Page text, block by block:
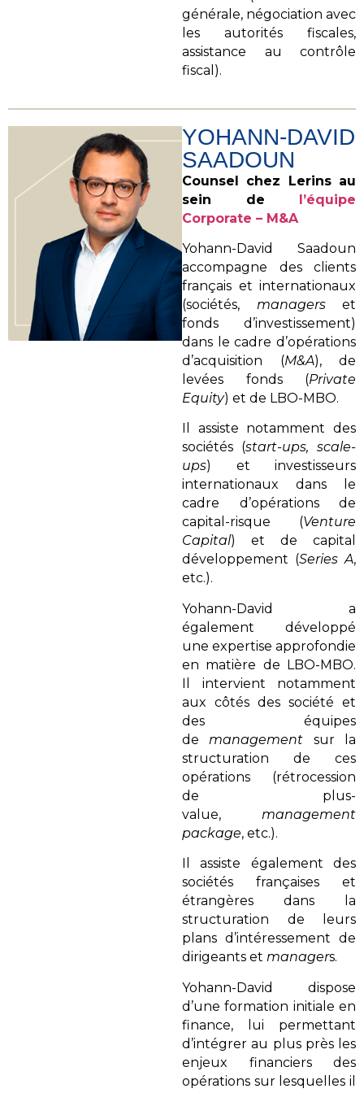
générale, négociation avec
les autorités fiscales,
assistance au contrôle
fiscal).
YOHANN-DAVID
SAADOUN
Counsel chez Lerins au
sein de l’équipe
Corporate – M&A
Yohann-David Saadoun
accompagne des clients
français et internationaux
(sociétés, managerset
fonds d’investissement)
dans le cadre d’opérations
d’acquisition (M&A), de
levées fonds (Private
Equity) et de LBO-MBO.
Il assiste notamment des
sociétés (start-ups, scale-
ups) et investisseurs
internationaux dans le
cadre d’opérations de
capital-risque (Venture
Capital) et de capital
développement (Series A,
etc.).
Yohann-David a
également développé
une expertise approfondie
en matière de LBO-MBO.
Il intervient notamment
aux côtés des société et
des équipes
de management sur la
structuration de ces
opérations (rétrocession
de plus-
value, management
package, etc.).
Il assiste également des
sociétés françaises et
étrangères dans la
structuration de leurs
plans d’intéressement de
dirigeants et managers.
Yohann-David dispose
d’une formation initiale en
finance, lui permettant
d’intégrer au plus près les
enjeux financiers des
opérations sur lesquelles il